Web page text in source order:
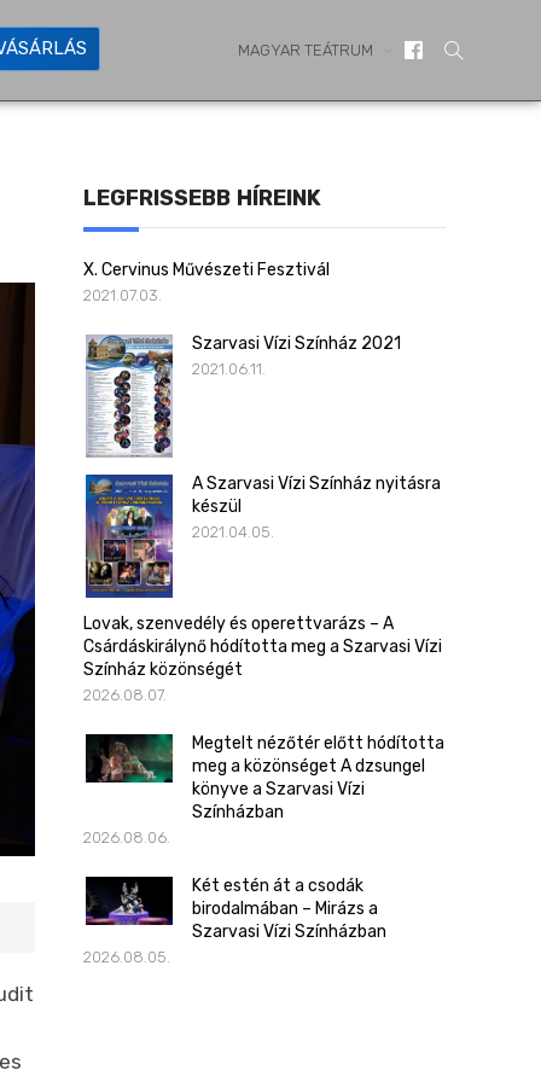
MAGYAR TEÁTRUM
LEGFRISSEBB HÍREINK
X. Cervinus Művészeti Fesztivál
2021.07.03.
Szarvasi Vízi Színház 2021
2021.06.11.
A Szarvasi Vízi Színház nyitásra
készül
2021.04.05.
Lovak, szenvedély és operettvarázs – A
Csárdáskirálynő hódította meg a Szarvasi Vízi
Színház közönségét
2026.08.07.
Megtelt nézőtér előtt hódította
meg a közönséget A dzsungel
könyve a Szarvasi Vízi
Színházban
2026.08.06.
Két estén át a csodák
birodalmában – Mirázs a
Szarvasi Vízi Színházban
2026.08.05.